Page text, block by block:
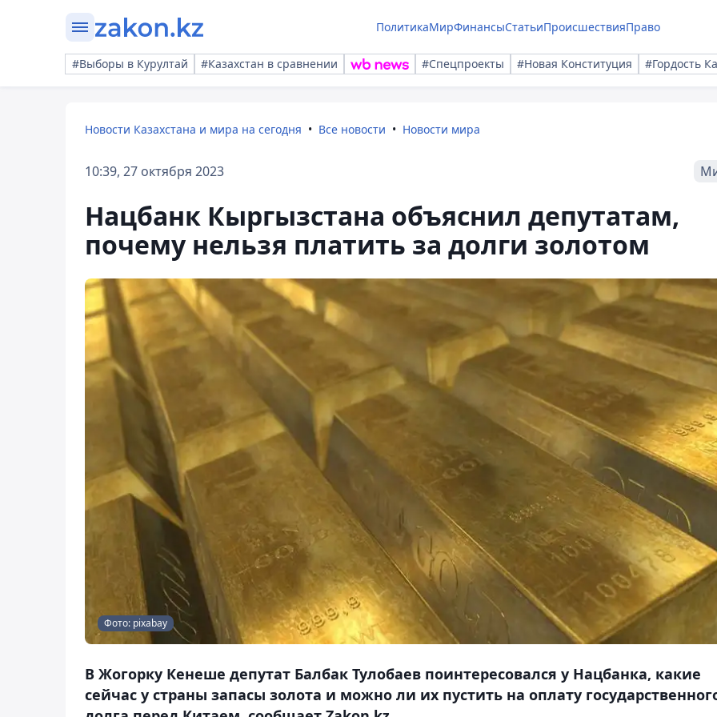
ПолитикаМирФинансыСтатьиПроисшествияПраво
#Выборы в Курултай #Казахстан в сравнении #Спецпроекты #Новая Конституция #Гордость
Новости Казахстана и мира на сегодня Все новости Новости мира
10:39, 27 октября 2023
Нацбанк Кыргызстана объяснил депутатам,
почему нельзя платить за долги золотом
Фото: pixabay
В Жогорку Кенеше депутат Балбак Тулобаев поинтересовался у Нацбанка, какие
сейчас у страны запасы золота и можно ли их пустить на оплату